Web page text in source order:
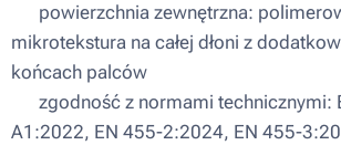
▪ powierzchnia zewnętrzna:
mikrotekstura na całej dłoni z
końcach palców
▪ zgodność z normami technicznymi:
A1:2022, EN 455-2:2024, EN 455-